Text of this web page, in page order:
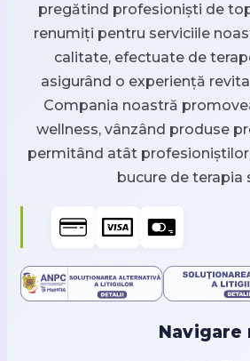
pregătind profesioniști de
renumiți pentru serviciile
calitate, efectuate de
asigurând o experiență
Compania noastră
wellness, vânzând produse
permitând atât
bucure de terapia
Navigare